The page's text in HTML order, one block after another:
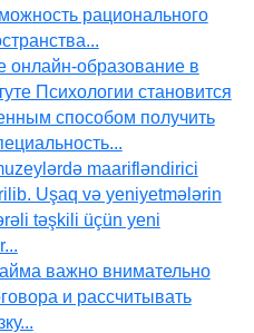
рационального
онлайн-образование в
Психологии становится
способом получить
maarifləndirici
Uşaq və yeniyetmələrin
təşkili üçün yeni
важно внимательно
и рассчитывать